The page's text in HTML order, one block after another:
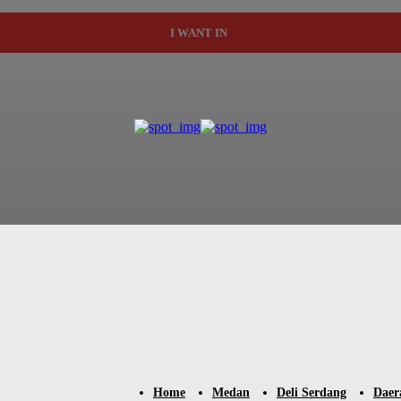
I WANT IN
Home Medan Deli Serdang